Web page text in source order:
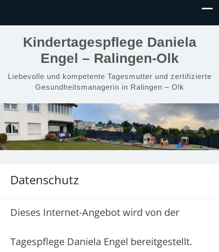
Kindertagespflege Daniela
Engel – Ralingen-Olk
Liebevolle und kompetente Tagesmutter und zertifizierte
Gesundheitsmanagerin in Ralingen – Olk
Datenschutz
Dieses Internet-Angebot wird von der
Tagespflege Daniela Engel bereitgestellt.